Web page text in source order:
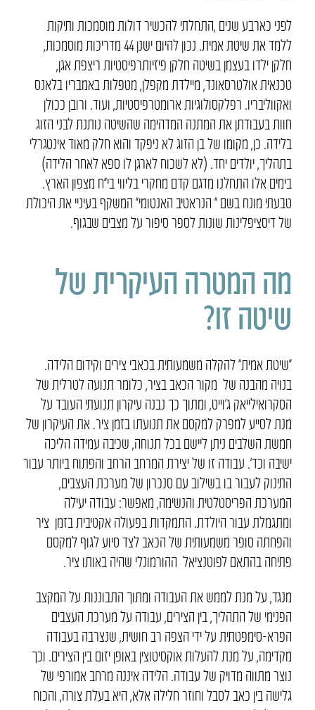
לפני כארבע שנים ,התחלתי להכשיר דולות מוסמכות ותיקות
ללמד את שיטת אמית. נכון להיום ישנן 44 מדריכות מוסמכות,
חלקן ילדו בעצמן בשיטה חלקן פיזיותרפיסטיות ריצפת אגן,
טכנאית אולטרסאונד, מיילדת מקפלן, מטפלות באמבריו בלאנס
ואקווליבריו. רפלקסולוגיות ארומטרפיסטיות, ועוד. ורובן ככולן
חוות בעבודתן את המתנה המדהימה שהשיטה נותנת לבני הזוג
בלידה. כן, מקומו של בן הזוג לא ניפקד והוא חלק מאוד אינטגרלי
בתהליך, יולדים יחד. (לא לשכוח לארגן לו ספא לאחר הלידה)
בימים אלו התחלנו מדגם קדם מחקרי בליווי בי”ח מצפון הארץ.
טבעתי מונח בשם ” הנראטיב האנטומי” המשקף בעיניי את היכולת
של דיסציפלינות שונות לספר סיפור על מצבים שבגוף.
מה המטרה העיקרית של
שיטה זו?
“שיטת אמית” להקלה משמעותית בכאבי צירים וקידום הלידה.
בנויה מהבנה של מקור הכאב בציר, כלומר תנועה לטרלית של
הסקרואילייאק ג’וייט, ומתוך כך נבנה עיקרון תנועתי העובד על
מנת לסייע למפרק למקסם את תנועתו בזמן ציר. את העיקרון של
חמשת השלבים ניתן ליישם בכל תנוחה, שכיבה עמידה הליכה
ישיבה וכד’. עבודה זו של יצירת המרחב הרחב והפתוח ביותר עבור
התינוק לעבור בו בשילוב עם סנכרון של מערכת העצבים,
המערכת הפריסטלטית והנשימה, מאפשר: עבודה יעילה
ומתגמלת עבור היולדת. התמקדות בפעולה אקטיבית בזמן ציר
והפחתה סופר משמעותית של הכאב לצד סיוע לגוף למקסם
פתיחה בהתאם לפוטנציאל ההורמונלי שהיה באותו ציר.
מנגד, על מנת לממש את העבודה ומתוך התבוננות על המקצב
הפנימי של התהליך, בין הצירים, עבודה על מערכת העצבים
הפרא-סימפטתית על ידי הצפה רב חושית, שנצרבה בעבודה
מקדימה, על מנת להעלות אוקסיטוצין באופן יזום בין הצירים. וכך
נוצר מתווה מדויק של עבודה. הלידה איננה מרחב אמורפי של
גלישה בין כאב לסבל וחוזר חלילה אלא, היא בעלת צורה, והכוח